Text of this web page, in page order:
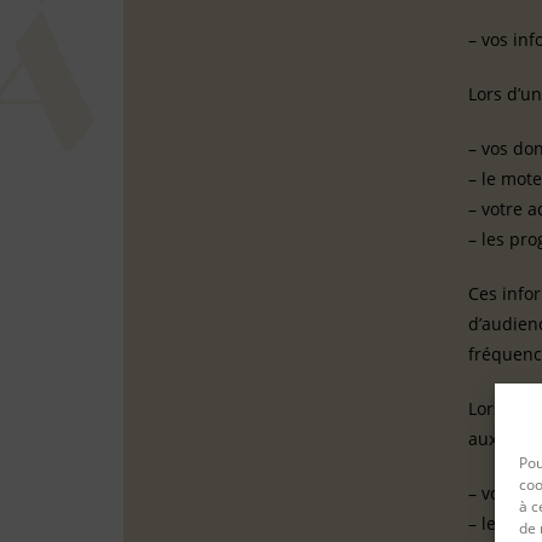
à
de
– vos
Lors
– vos
– le
– votre
– les
Ces
Lorsque
aux
– vos
– les